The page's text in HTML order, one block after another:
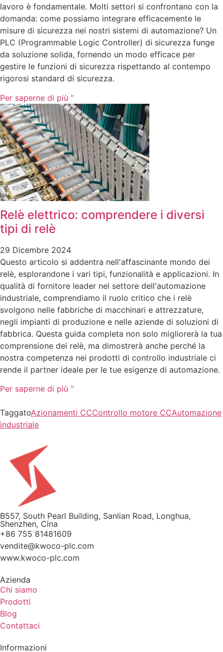
lavoro è fondamentale. Molti settori si confrontano con la
domanda: come possiamo integrare efficacemente le
misure di sicurezza nei nostri sistemi di automazione? Un
PLC (Programmable Logic Controller) di sicurezza funge
da soluzione solida, fornendo un modo efficace per
gestire le funzioni di sicurezza rispettando al contempo
rigorosi standard di sicurezza.
Per saperne di più "
Relè elettrico: comprendere i diversi
tipi di relè
29 Dicembre 2024
Questo articolo si addentra nell'affascinante mondo dei
relè, esplorandone i vari tipi, funzionalità e applicazioni. In
qualità di fornitore leader nel settore dell'automazione
industriale, comprendiamo il ruolo critico che i relè
svolgono nelle fabbriche di macchinari e attrezzature,
negli impianti di produzione e nelle aziende di soluzioni di
fabbrica. Questa guida completa non solo migliorerà la tua
comprensione dei relè, ma dimostrerà anche perché la
nostra competenza nei prodotti di controllo industriale ci
rende il partner ideale per le tue esigenze di automazione.
Per saperne di più "
TaggatoAzionamenti CCControllo motore CCAutomazione
industriale
B557, South Pearl Building, Sanlian Road, Longhua,
Shenzhen, Cina
+86 755 81481609
vendite@kwoco-plc.com
www.kwoco-plc.com
Azienda
Chi siamo
Prodotti
Blog
Contattaci
Informazioni